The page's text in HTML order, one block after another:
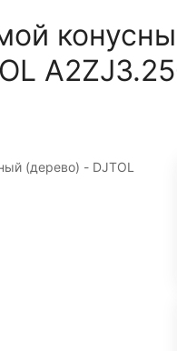
(дерево) - DJTOL